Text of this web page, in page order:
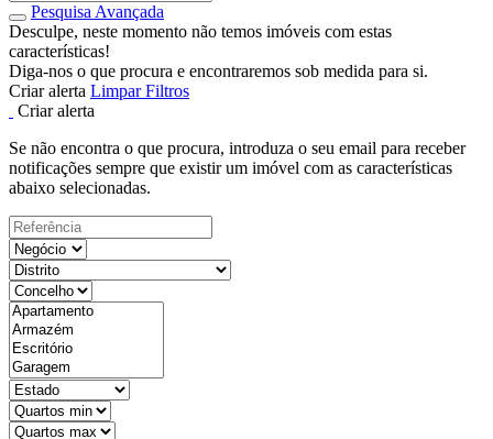
Pesquisa Avançada
Desculpe, neste momento não temos imóveis com estas
características!
Diga-nos o que procura e encontraremos sob medida para si.
Criar alerta Limpar Filtros
Criar alerta
Se não encontra o que procura, introduza o seu email para receber
notificações sempre que existir um imóvel com as características
abaixo selecionadas.